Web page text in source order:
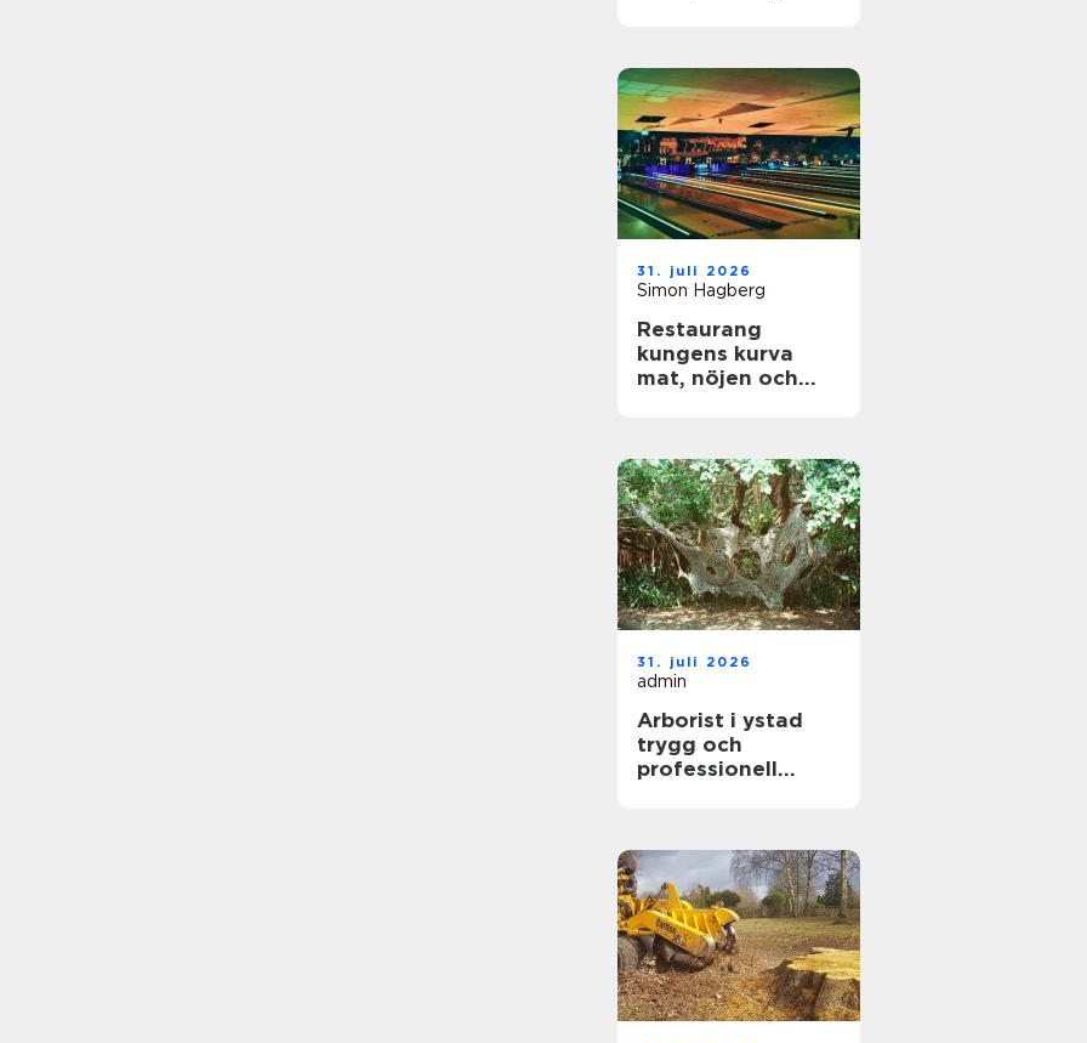
31. juli 2026
Simon Hagberg
Restaurang
kungens kurva
mat, nöjen och
31. juli 2026
admin
Arborist i ystad
trygg och
professionell